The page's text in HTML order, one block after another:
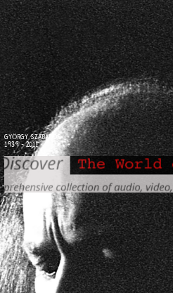
GYÖRGY SZABADOS
1939 - 2011